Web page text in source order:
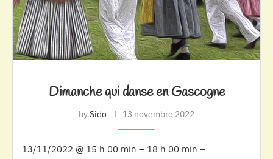
Dimanche qui danse en Gascogne
bySido 13 novembre 2022
13/11/2022 @ 15 h 00 min – 18 h 00 min –